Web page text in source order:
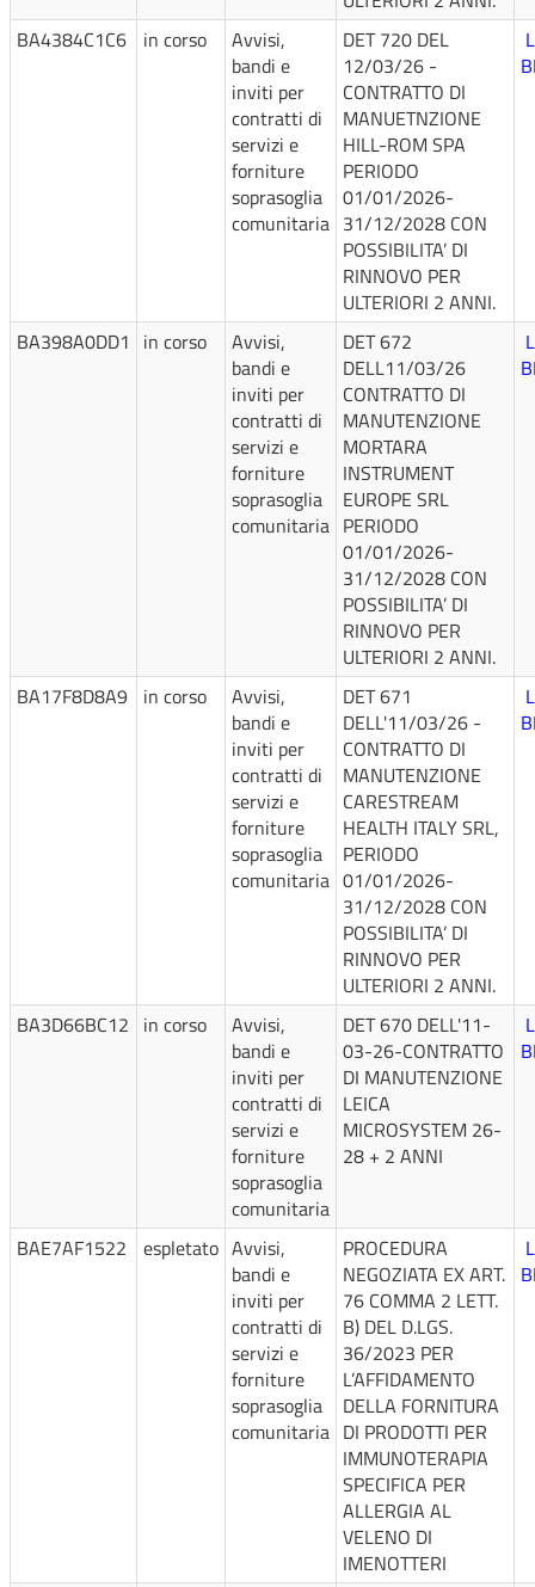
BA4384C1C6 in corso
Avvisi,
bandi e
inviti per
contratti di
servizi e
forniture
soprasoglia
comunitaria
DET 720 DEL
12/03/26 -
CONTRATTO DI
MANUETNZIONE
HILL-ROM SPA
PERIODO
01/01/2026-
31/12/2028 CON
POSSIBILITA’ DI
RINNOVO PER
ULTERIORI 2 ANNI.
BA398A0DD1 in corso
Avvisi,
bandi e
inviti per
contratti di
servizi e
forniture
soprasoglia
comunitaria
DET 672
DELL11/03/26
CONTRATTO DI
MANUTENZIONE
MORTARA
INSTRUMENT
EUROPE SRL
PERIODO
01/01/2026-
31/12/2028 CON
POSSIBILITA’ DI
RINNOVO PER
ULTERIORI 2 ANNI.
BA17F8D8A9 in corso
Avvisi,
bandi e
inviti per
contratti di
servizi e
forniture
soprasoglia
comunitaria
DET 671
DELL'11/03/26 -
CONTRATTO DI
MANUTENZIONE
CARESTREAM
HEALTH ITALY SRL,
PERIODO
01/01/2026-
31/12/2028 CON
POSSIBILITA’ DI
RINNOVO PER
ULTERIORI 2 ANNI.
BA3D66BC12 in corso
Avvisi,
bandi e
inviti per
contratti di
servizi e
forniture
soprasoglia
comunitaria
DET 670 DELL'11-
03-26-CONTRATTO
DI MANUTENZIONE
LEICA
MICROSYSTEM 26-
28 + 2 ANNI
BAE7AF1522 espletato Avvisi,
bandi e
inviti per
contratti di
servizi e
forniture
soprasoglia
comunitaria
PROCEDURA
NEGOZIATA EX ART.
76 COMMA 2 LETT.
B) DEL D.LGS.
36/2023 PER
L’AFFIDAMENTO
DELLA FORNITURA
DI PRODOTTI PER
IMMUNOTERAPIA
SPECIFICA PER
ALLERGIA AL
VELENO DI
IMENOTTERI